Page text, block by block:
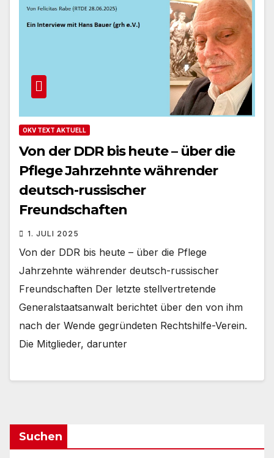
OKV TEXT AKTUELL
Von der DDR bis heute – über die
Pflege Jahrzehnte währender
deutsch-russischer
Freundschaften
1. JULI 2025
Von der DDR bis heute – über die Pflege
Jahrzehnte währender deutsch-russischer
Freundschaften Der letzte stellvertretende
Generalstaatsanwalt berichtet über den von ihm
nach der Wende gegründeten Rechtshilfe-Verein.
Die Mitglieder, darunter
Suchen